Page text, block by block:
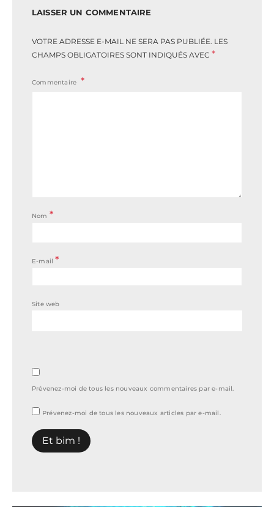
LAISSER UN COMMENTAIRE
VOTRE ADRESSE E-MAIL NE SERA PAS PUBLIÉE. LES
CHAMPS OBLIGATOIRES SONT INDIQUÉS AVEC *
Commentaire
Nom *
E-mail*
Site web
Prévenez-moi de tous les nouveaux commentaires par e-mail.
Prévenez-moi de tous les nouveaux articles par e-mail.